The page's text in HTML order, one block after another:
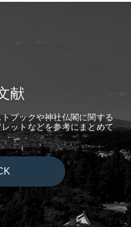
献
ブックや神社仏閣に関する
ットなどを参考にまとめて